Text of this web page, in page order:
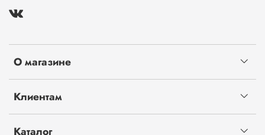
О магазине
Клиентам
Каталог